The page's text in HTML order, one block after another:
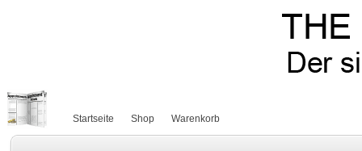
Startseite Shop Warenkorb